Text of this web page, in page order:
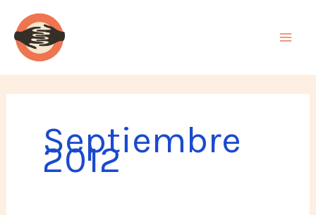
contenido
Septiembre
2012